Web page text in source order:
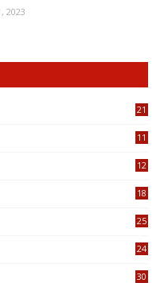
2023
21
11
12
18
25
24
30